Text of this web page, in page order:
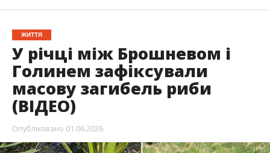
ЖИТТЯ
У річці між Брошневом і
Голинем зафіксували
масову загибель риби
(ВІДЕО)
Опубліковано 01.06.2026